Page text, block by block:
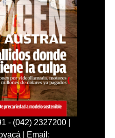
- (042) 2327200 |
| Email: